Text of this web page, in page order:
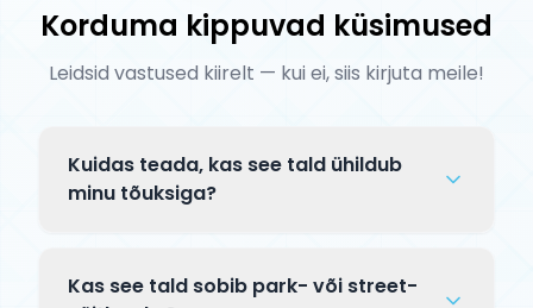
Korduma kippuvad küsimused
Leidsid vastused kiirelt — kui ei, siis kirjuta meile!
Kuidas teada, kas see tald ühildub
minu tõuksiga?
rattasuurus — tald peab mahutama sinu
Kas see tald sobib park- või street-